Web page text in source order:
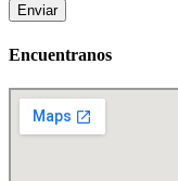
Enviar
Encuentranos